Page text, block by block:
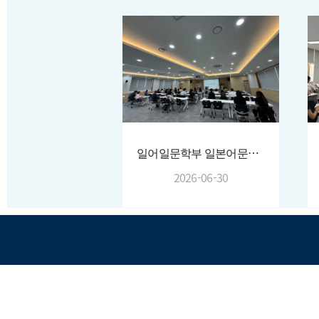
일어일문학부 일본어문학전공 최연희 교수님 송별회
2026-06-30